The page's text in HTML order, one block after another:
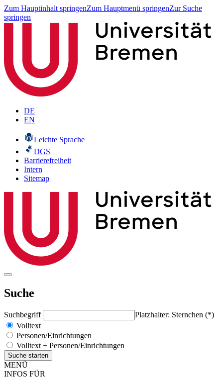
Zum Hauptinhalt springenZum Hauptmenü springenZur Suche
springen
DE
EN
Leichte Sprache
DGS
Barrierefreiheit
Intern
Sitemap
Suche
Suchbegriff
Platzhalter: Sternchen (*)
Volltext
Personen/Einrichtungen
Volltext + Personen/Einrichtungen
MENÜ
INFOS FÜR